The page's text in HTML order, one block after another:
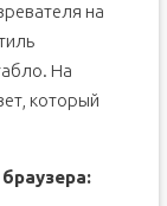
на
На
который